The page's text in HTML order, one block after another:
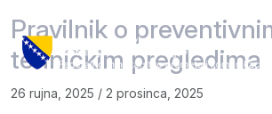
Pravilnik o
tehničkim pregledima
26 rujna, 2025 / 2 prosinca, 2025